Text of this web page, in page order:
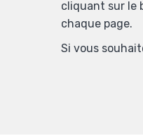
cliquant sur le
chaque page.
Si vous